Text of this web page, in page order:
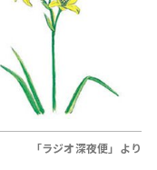
「ラジオ深夜便」より